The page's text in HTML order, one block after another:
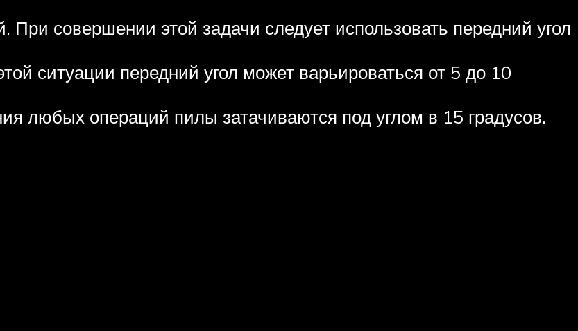
При совершении этой задачи следует использовать передний угол
ситуации передний угол может варьироваться от 5 до 10
любых операций пилы затачиваются под углом в 15 градусов.